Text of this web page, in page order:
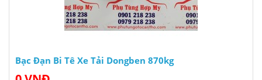
Bạc Đạn Bi Tê Xe Tải Dongben 870kg